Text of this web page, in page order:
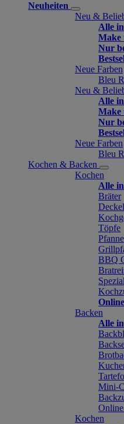
Neuheiten
Neu &
Alle
Make
Nur
Neue Farben
Bleu
Neu &
Alle
Make
Nur
Neue Farben
Bleu
Kochen & Backen
Kochen
Alle
Bräter
Töpfe
BBQ
Backen
Alle
Mini-
Kochen